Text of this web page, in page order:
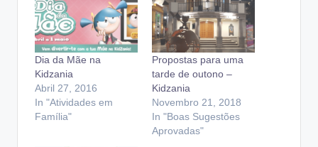
Dia da Mãe na
Kidzania
Abril 27, 2016
In "Atividades em
Família"
Propostas para uma
tarde de outono –
Kidzania
Novembro 21, 2018
In "Boas Sugestões
Aprovadas"